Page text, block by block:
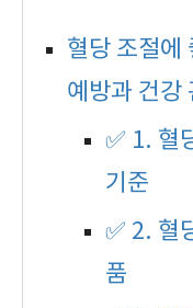
혈당 조절에
예방과 건강
✅ 1. 혈
기준
✅ 2. 혈
품